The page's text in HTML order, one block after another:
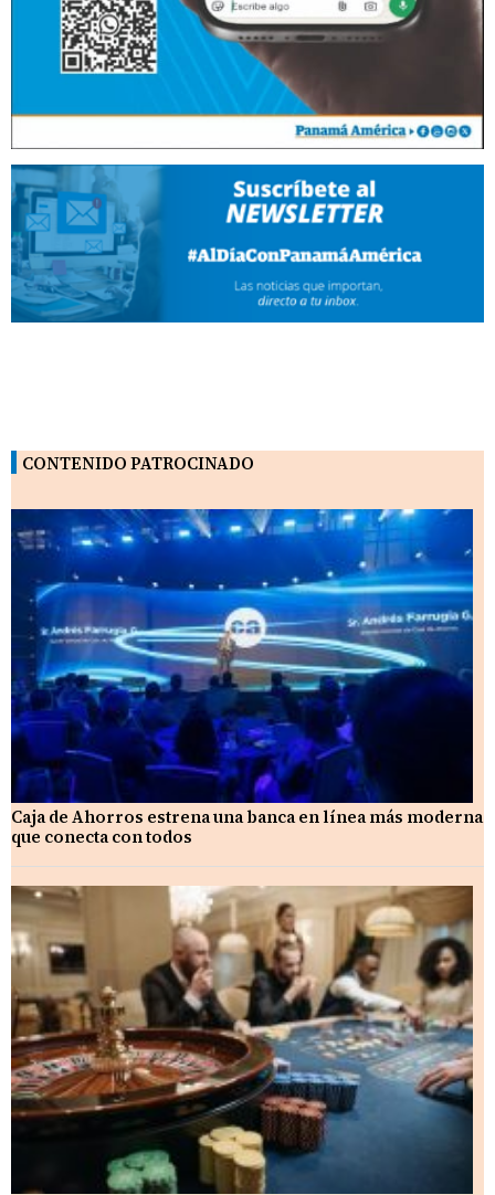
CONTENIDO PATROCINADO
Caja de Ahorros estrena una banca en línea más moderna
que conecta con todos